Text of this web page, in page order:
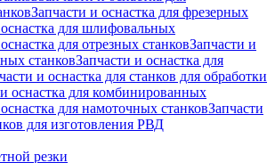
Запчасти и оснастка для фрезерных
для шлифовальных
для отрезных станковЗапчасти и
станковЗапчасти и оснастка для
и оснастка для станков для обработки
оснастка для комбинированных
для намоточных станковЗапчасти
для изготовления РВД
резки